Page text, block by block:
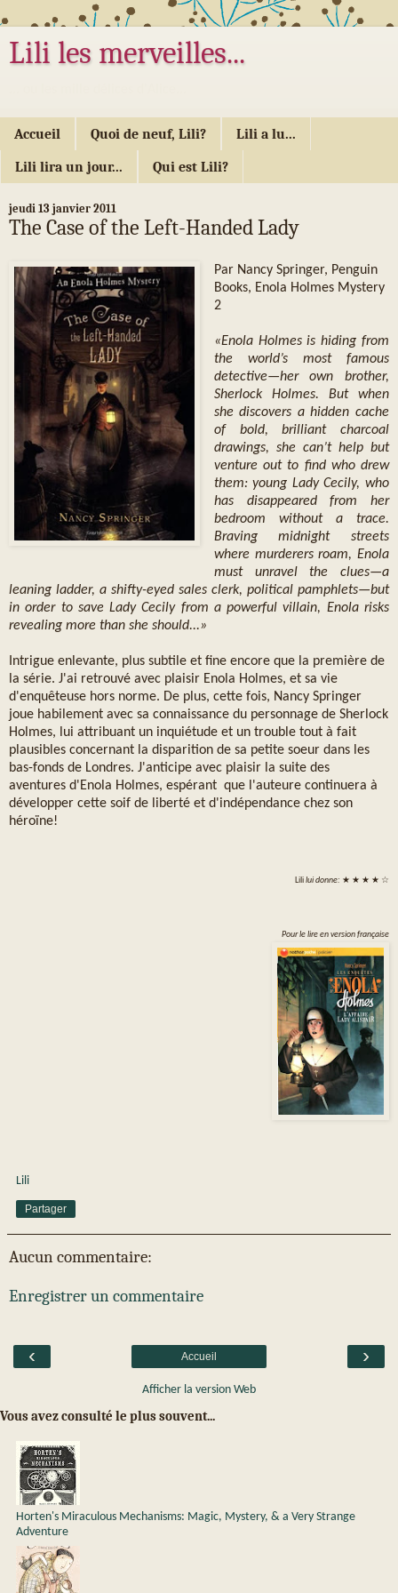
Lili les merveilles...
Accueil Quoi de neuf, Lili? Lili a lu...
Lili lira un jour... Qui est Lili?
jeudi 13 janvier 2011
The Case of the Left-Handed Lady
Par Nancy Springer, Penguin
Books, Enola Holmes Mystery
2
«Enola Holmes is hiding from
the world’s most famous
detective—her own brother,
Sherlock Holmes. But when
she discovers a hidden cache
of bold, brilliant charcoal
drawings, she can’t help but
venture out to find who drew
them: young Lady Cecily, who
has disappeared from her
bedroom without a trace.
Braving midnight streets
where murderers roam, Enola
must unravel the clues—a
leaning ladder, a shifty-eyed sales clerk, political pamphlets—but
in order to save Lady Cecily from a powerful villain, Enola risks
revealing more than she should...»
Intrigue enlevante, plus subtile et fine encore que la première de
la série. J'ai retrouvé avec plaisir Enola Holmes, et sa vie
d'enquêteuse hors norme. De plus, cette fois, Nancy Springer
joue habilement avec sa connaissance du personnage de Sherlock
Holmes, lui attribuant un inquiétude et un trouble tout à fait
plausibles concernant la disparition de sa petite soeur dans les
bas-fonds de Londres. J'anticipe avec plaisir la suite des
aventures d'Enola Holmes, espérant que l'auteure continuera à
développer cette soif de liberté et d'indépendance chez son
héroïne!
Lililui donne: ★ ★ ★ ★ ☆
Pour le lire en version française
Lili
Partager
Aucun commentaire:
Enregistrer un commentaire
‹ ›
Accueil
Afficher la version Web
Vous avez consulté le plus souvent...
Horten's Miraculous Mechanisms: Magic, Mystery, & a Very Strange
Adventure